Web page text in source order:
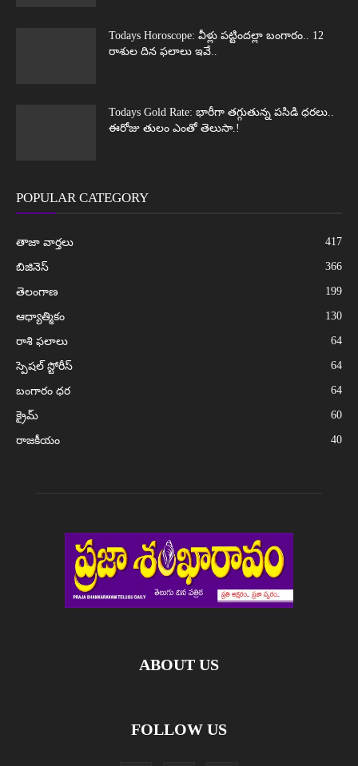
Todays Horoscope: వీళ్లు పట్టిందల్లా బంగారం.. 12
రాశుల దిన ఫలాలు ఇవే..
Todays Gold Rate: భారీగా తగ్గుతున్న పసిడి ధరలు..
ఈరోజు తులం ఎంతో తెలుసా.!
POPULAR CATEGORY
తాజా వార్తలు 417
బిజినెస్ 366
తెలంగాణ 199
ఆధ్యాత్మికం 130
రాశి ఫలాలు 64
స్పెషల్ స్టోరీస్ 64
బంగారం ధర 64
క్రైమ్ 60
రాజకీయం 40
ABOUT US
FOLLOW US